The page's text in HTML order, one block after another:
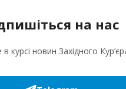
ім'я, електронну адресу та веб-
для моїх наступних коментарів.
на нас
курсі новин Західного